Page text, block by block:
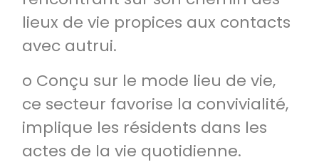
lieux de vie propices aux contacts
avec autrui.
o Conçu sur le mode lieu de vie,
ce secteur favorise la convivialité,
implique les résidents dans les
actes de la vie quotidienne.